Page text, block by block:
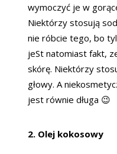
wymoczyć je w
Niektórzy stosują
nie róbcie tego, bo
jeSt natomiast fakt,
skórę. Niektórzy
głowy. A
jest równie długa 😉
2. Olej kokosowy